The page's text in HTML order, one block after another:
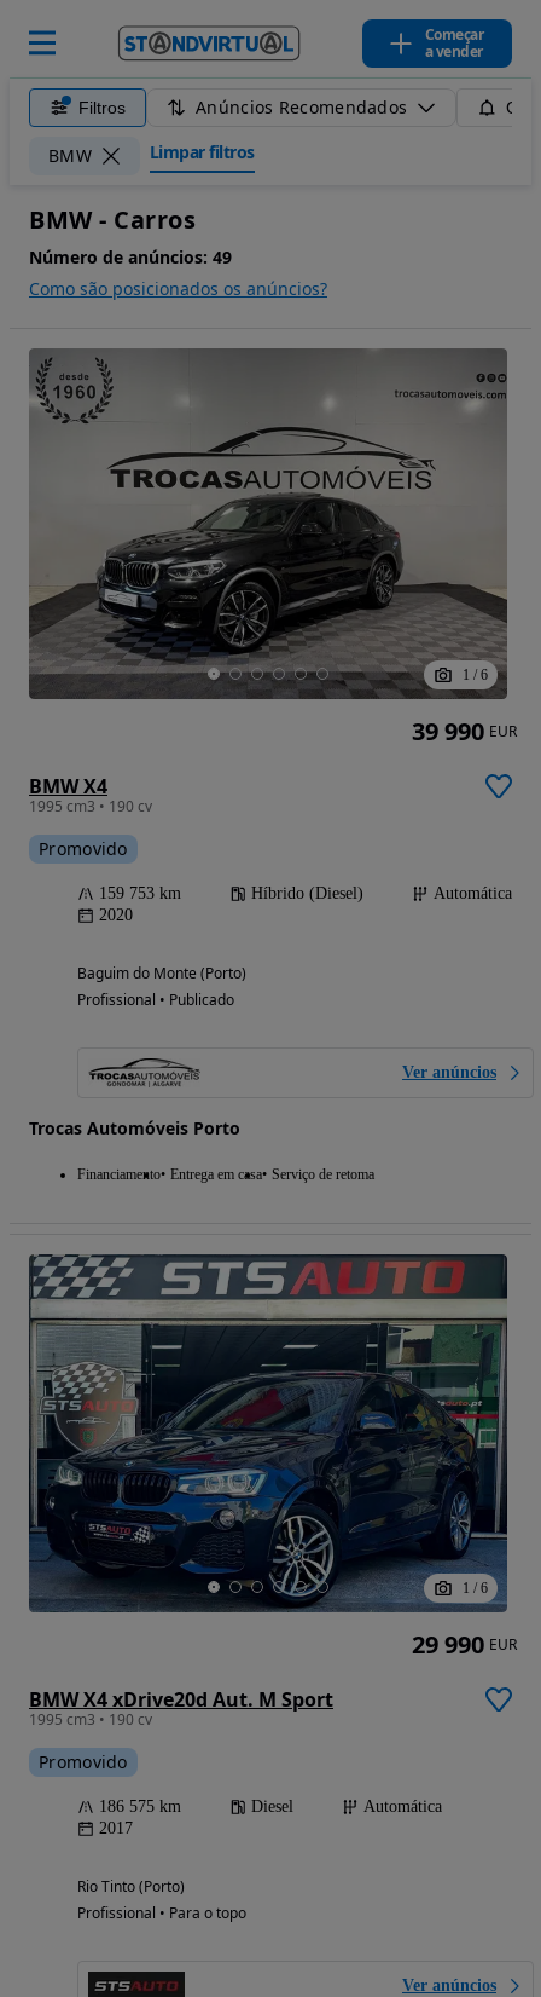
Começar
a vender
Filtros Anúncios Recomendados
BMW Limpar filtros
BMW - Carros
Número de anúncios: 49
Como são posicionados os anúncios?
1 / 6
BMW X4
1995 cm3 • 190 cv
Promovido
159 753 km Híbrido (Diesel)
Automática
2020
Baguim do Monte (Porto)
Profissional • Publicado
Ver anúncios
Trocas Automóveis Porto
Financiamento Entrega em casa Serviço de retoma
39 990 EUR
1 / 6
BMW X4 xDrive20d Aut. M Sport
1995 cm3 • 190 cv
Promovido
186 575 km Diesel
Automática
2017
Rio Tinto (Porto)
Profissional • Para o topo
Ver anúncios
29 990 EUR